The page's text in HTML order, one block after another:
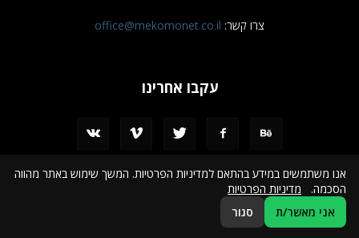
צרו קשר: office@mekomonet.co.il
עקבו אחרינו
מחפשים כותבים פרסמו אצלנו
© כל הזכויות שמורות למגזין מדע וטכנולוגיה SPACE
אנו משתמשים במידע בהתאם למדיניות הפרטיות. המשך שימוש באתר מהווה
הסכמה. מדיניות הפרטיות
אני מאשר/ת
סגור